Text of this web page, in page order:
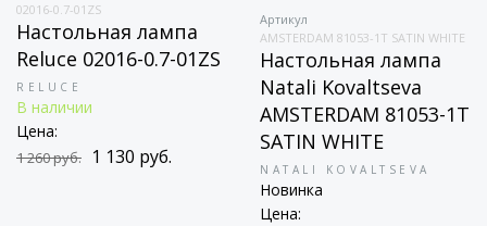
02016-0.7-01ZS
Настольная лампа
Reluce 02016-0.7-01ZS
RELUCE
В наличии
Цена:
1 260 руб. 1 130 руб.
Артикул
AMSTERDAM 81053-1T SATIN WHITE
Настольная лампа
Natali Kovaltseva
AMSTERDAM 81053-1T
SATIN WHITE
NATALI KOVALTSEVA
Новинка
Цена: